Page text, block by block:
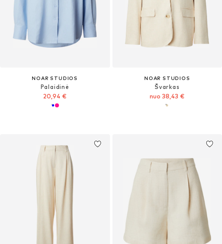
NOAR STUDIOS
Palaidinė
20,94 €
NOAR STUDIOS
Švarkas
nuo 38,43 €